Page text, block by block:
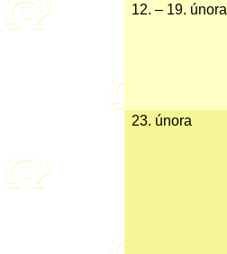
12. – 19. února
23. února